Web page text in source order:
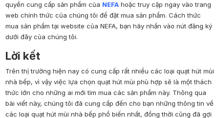
quyền cung cấp sản phẩm của NEFAhoặc truy cập ngay vào trang
web chính thức của chúng tôi để đặt mua sản phẩm. Cách thức
mua sản phẩm tại website của NEFA, bạn hãy nhấn vào nút đăng ký
dưới đây của chúng tôi.
Lời kết
Trên thị trường hiện nay có cung cấp rất nhiều các loại quạt hút mùi
nhà bếp, vì vậy việc lựa chọn quạt hút mùi phù hợp sẽ là một thách
thức lớn cho những ai mới tìm mua các sản phẩm này. Thông qua
bài viết này, chúng tôi đã cung cấp đến cho bạn những thông tin về
các loại quạt hút mùi nhà bếp phổ biến nhất, đồng thời cũng đã gợi